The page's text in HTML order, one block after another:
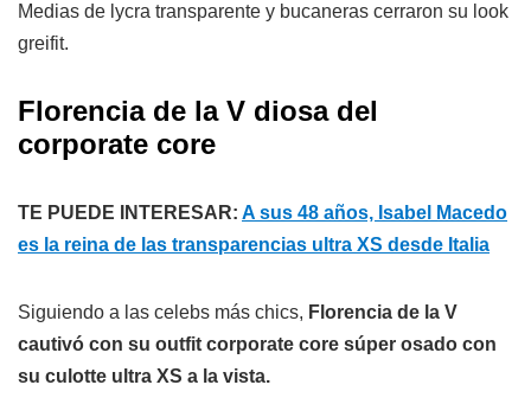
Medias de lycra transparente y bucaneras cerraron su look
greifit.
Florencia de la V diosa del
corporate core
TE PUEDE INTERESAR: A sus 48 años, Isabel Macedo
es la reina de las transparencias ultra XS desde Italia
Siguiendo a las celebs más chics, Florencia de la V
cautivó con su outfit corporate core súper osado con
su culotte ultra XS a la vista.